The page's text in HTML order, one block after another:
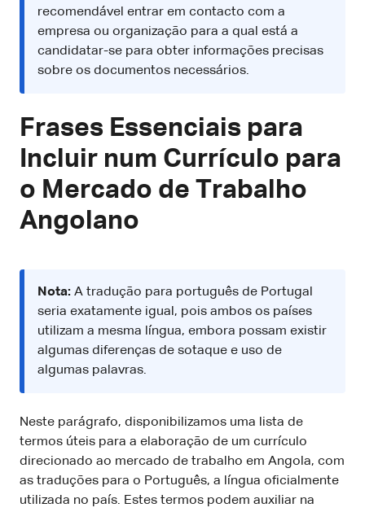
recomendável entrar em contacto com a
empresa ou organização para a qual está a
candidatar-se para obter informações precisas
sobre os documentos necessários.
Frases Essenciais para
Incluir num Currículo para
o Mercado de Trabalho
Angolano
Nota: A tradução para português de Portugal
seria exatamente igual, pois ambos os países
utilizam a mesma língua, embora possam existir
algumas diferenças de sotaque e uso de
algumas palavras.
Neste parágrafo, disponibilizamos uma lista de
termos úteis para a elaboração de um currículo
direcionado ao mercado de trabalho em Angola, com
as traduções para o Português, a língua oficialmente
utilizada no país. Estes termos podem auxiliar na